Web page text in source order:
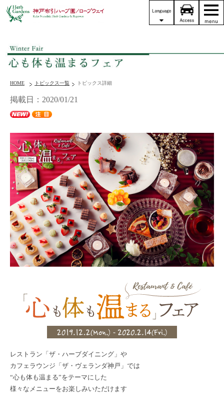
HOME トピックス一覧 トピックス詳細
掲載日：2020/01/21
レストラン「ザ・ハーブダイニング」や
カフェラウンジ「ザ・ヴェランダ神戸」では
“心も体も温まる”をテーマにした
様々なメニューをお楽しみいただけます